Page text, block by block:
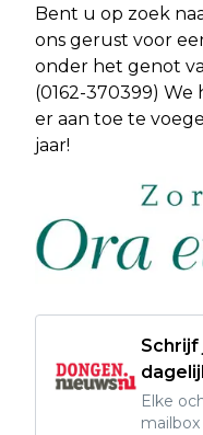
Bent u op zoek
ons gerust voor
onder het genot
(0162-370399)
er aan toe te
jaar!
Schrijf
Elke
mailbox